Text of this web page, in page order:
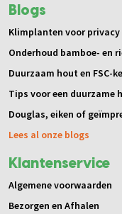
Blogs
Klimplanten voor
Onderhoud bamboe- en
Duurzaam hout en FSC-
Tips voor een
Douglas, eiken of
Lees al onze blogs
Klantenservice
Algemene voorwaarden
Bezorgen en Afhalen